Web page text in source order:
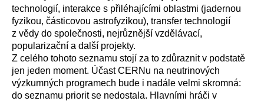
technologií, interakce s přiléhajícími oblastmi (jadernou
fyzikou, částicovou astrofyzikou), transfer technologií
z vědy do společnosti, nejrůznější vzdělávací,
popularizační a další projekty.
Z celého tohoto seznamu stojí za to zdůraznit v podstatě
jen jeden moment. Účast CERNu na neutrinových
výzkumných programech bude i nadále velmi skromná:
do seznamu priorit se nedostala. Hlavními hráči v